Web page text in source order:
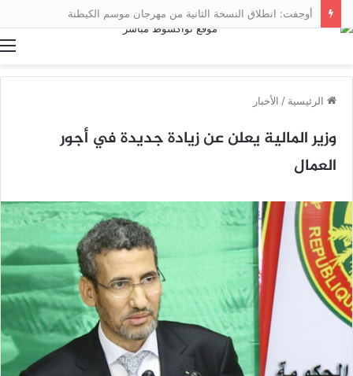
أوجفت: انطلاق النسخة الثانية من مهرجان موسم الكيطنة
الرئيسية / الأخبار
وزير المالية يعلن عن زيادة جديدة في أجور
العمال